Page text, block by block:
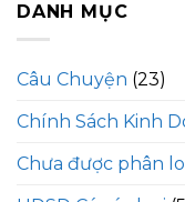
DANH MỤC
Câu Chuyện (23)
Chính Sách Kinh
Chưa được phân